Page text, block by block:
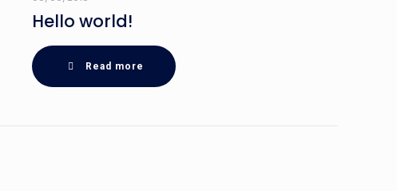
Hello world!
Read more